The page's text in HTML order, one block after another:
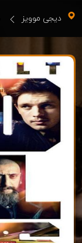
دیجی موویز